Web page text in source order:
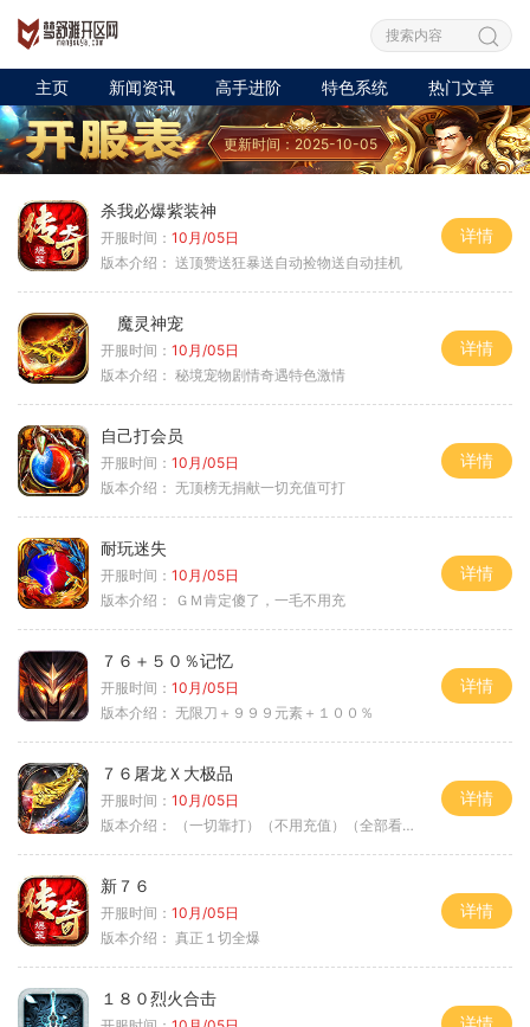
主页 新闻资讯 高手进阶 特色系统 热门文章
更新时间：2025-10-05
杀我必爆紫装神
开服时间： 10月/05日
版本介绍： 送顶赞送狂暴送自动捡物送自动挂机
详情
魔灵神宠
开服时间： 10月/05日
版本介绍： 秘境宠物剧情奇遇特色激情
详情
自己打会员
开服时间： 10月/05日
版本介绍： 无顶榜无捐献一切充值可打
详情
耐玩迷失
开服时间： 10月/05日
版本介绍：
ＧＭ肯定傻了，一毛不用充
详情
７６＋５０％记忆
开服时间： 10月/05日
版本介绍： 无限刀＋９９９元素＋１００％
详情
７６屠龙Ｘ大极品
开服时间： 10月/05日
版本介绍：
（一切靠打）（不用充值）（全部看脸）
详情
新７６
开服时间： 10月/05日
版本介绍： 真正１切全爆
详情
１８０烈火合击
详情